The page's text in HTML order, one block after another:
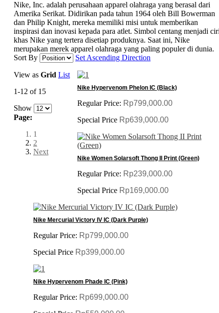
Nike, Inc. adalah perusahaan apparel olahraga yang berasal dari
Amerika Serikat. Didirikan pada tahun 1964 oleh Bill Bowerman
dan Philip Knight, mereka memiliki misi untuk memberikan
inspirasi dan inovasi kepada para atlet. Simbol centang menjadi
khas Nike yang tertera disetiap produknya. Saat ini, Nike
merupakan merek apparel olahraga yang paling populer di dunia.
Sort By
Set Ascending Direction
View as Grid List
1-12 of 15
Show
Page:
1
2
Next
Nike Hypervenom Phelon IC (Black)
Regular Price: Rp799,000.00
Special Price Rp639,000.00
Nike Women Solarsoft Thong II Print (Green)
Regular Price: Rp239,000.00
Special Price Rp169,000.00
Nike Mercurial Victory IV IC (Dark Purple)
Regular Price: Rp799,000.00
Special Price Rp399,000.00
Nike Hypervenom Phade IC (Pink)
Regular Price: Rp699,000.00